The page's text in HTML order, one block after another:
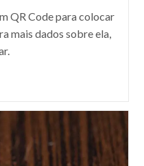
QR Code para colocar
mais dados sobre ela,